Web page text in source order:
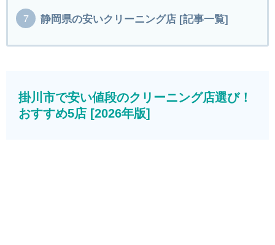
静岡県の安いクリーニング店 [記事一覧]
掛川市で安い値段のクリーニング店選び！
おすすめ5店 [2026年版]